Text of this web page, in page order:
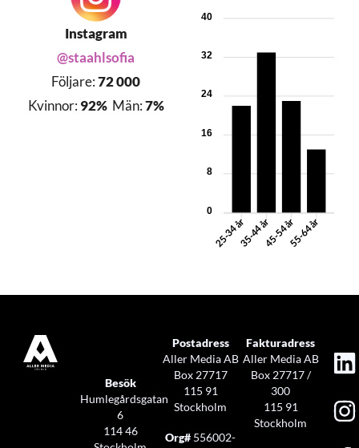
Instagram
@staahlsofia
Följare:72 000
Kvinnor: 92%Män:7%
40
32
24
16
8
0
25-34 år35-44 år45-54 år55-64 år
Besök
Humlegårdsgatan
6
114 46
Postadress
Aller Media AB
Box 27717
115 91
Stockholm
Org# 556002-
Fakturadress
Aller Media AB
Box 27717 /
300
115 91
Stockholm